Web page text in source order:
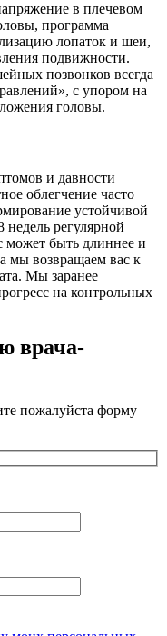
в плечевом
программа
лопаток и шеи,
подвижности.
позвонков всегда
с упором на
головы.
и давности
облегчение часто
устойчивой
регулярной
может быть длиннее и
мы возвращаем вас к
Мы заранее
на контрольных
врача-
пожалуйста форму